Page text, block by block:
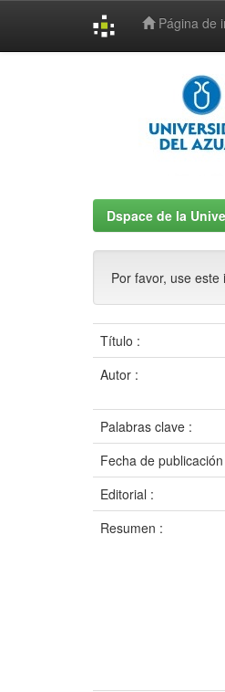
Página de
Dspace de la
Por favor, use
Título :
Autor :
Palabras clave :
Fecha de
Editorial :
Resumen :